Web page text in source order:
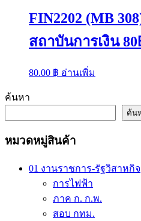
product
page
FIN2202 (MB
สถาบันการเงิน
80.00 ฿ อ่านเพิ่ม
ค้นหา
ค้น
หมวดหมู่สินค้า
01 งานราชการ-รัฐวิสาหกิจ
การไฟฟ้า
ภาค ก. ก.พ.
สอบ กทม.